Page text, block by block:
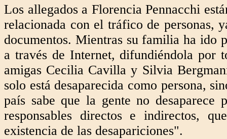
Los allegados a Florencia Pennacchi
relacionada con el tráfico de personas,
documentos. Mientras su familia ha ido
a través de Internet, difundiéndola por
amigas Cecilia Cavilla y Silvia
solo está desaparecida como persona,
país sabe que la gente no
responsables directos e indirectos,
existencia de las desapariciones".